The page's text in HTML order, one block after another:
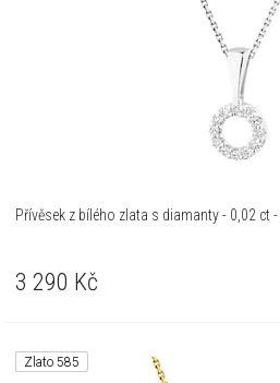
Přívěsek z bílého zlata s diamanty - 0,02 ct
3 290 Kč
Zlato 585